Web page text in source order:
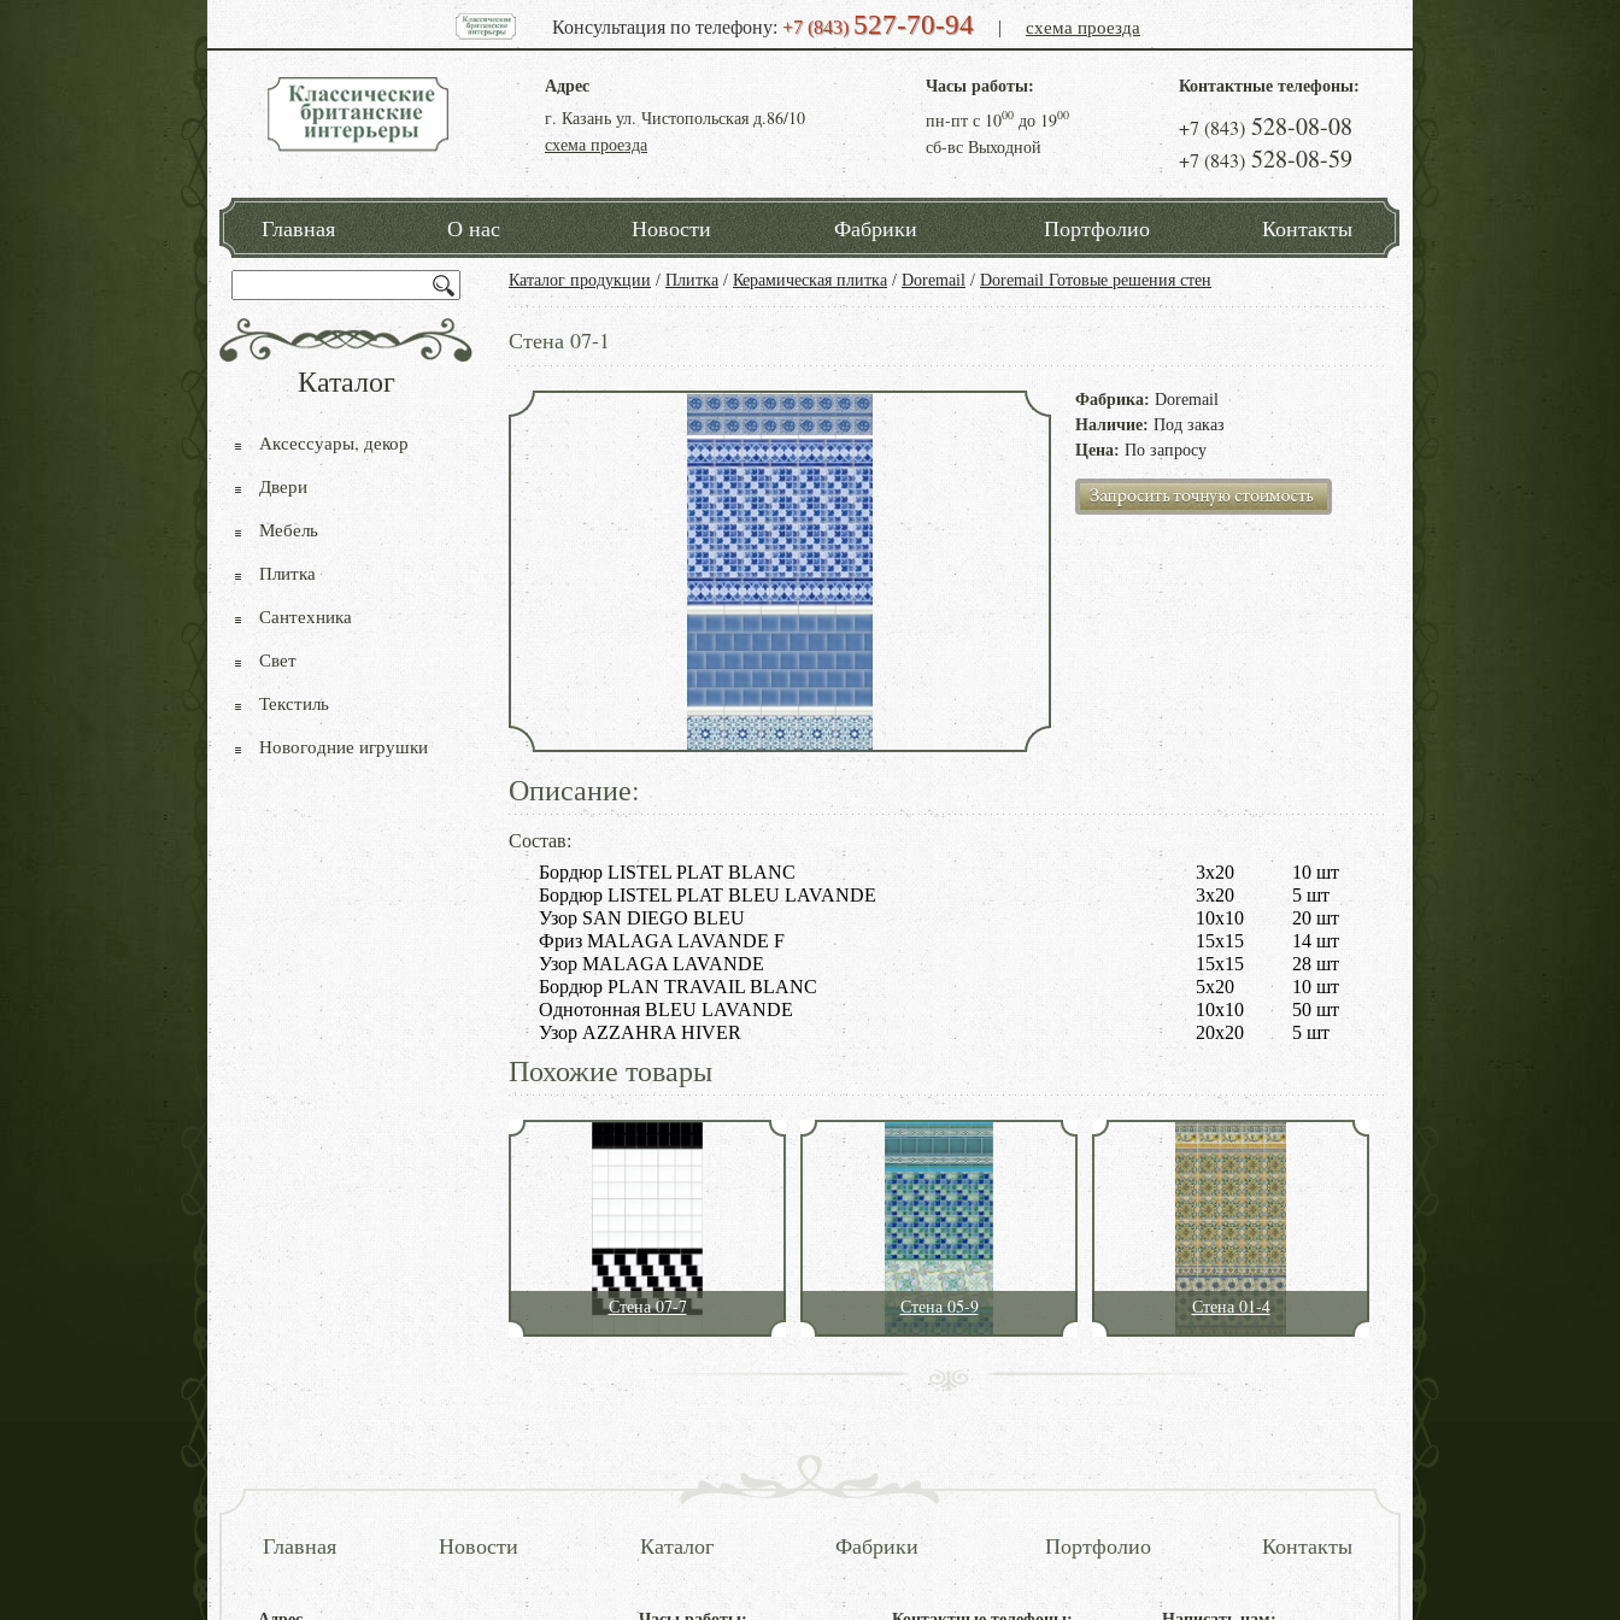
Консультация по телефону: +7 (843) 527-70-94 | схема проезда
Адрес
г. Казань ул. Чистопольская д.86/10
схема проезда
Часы работы:
пн-пт с 1000 до 1900
сб-вс Выходной
Контактные телефоны:
+7 (843) 528-08-08
+7 (843) 528-08-59
Главная О нас Новости Фабрики Портфолио Контакты
Каталог продукции / Плитка / Керамическая плитка / Doremail / Doremail Готовые решения стен
Стена 07-1
Фабрика: Doremail
Наличие: Под заказ
Цена: По запросу
Описание:
Состав:
Бордюр LISTEL PLAT BLANC
3x20
10 шт
Бордюр LISTEL PLAT BLEU LAVANDE
3x20
5 шт
Узор SAN DIEGO BLEU
10x10
20 шт
Фриз MALAGA LAVANDE F
15x15
14 шт
Узор MALAGA LAVANDE
15x15
28 шт
Бордюр PLAN TRAVAIL BLANC
5x20
10 шт
Однотонная BLEU LAVANDE
10x10
50 шт
Узор AZZAHRA HIVER
20x20 5 шт
Похожие товары
Стена 07-7 Стена 05-9 Стена 01-4
Каталог
Аксессуары, декор
Двери
Мебель
Плитка
Сантехника
Свет
Текстиль
Новогодние игрушки
Главная Новости Каталог Фабрики Портфолио Контакты